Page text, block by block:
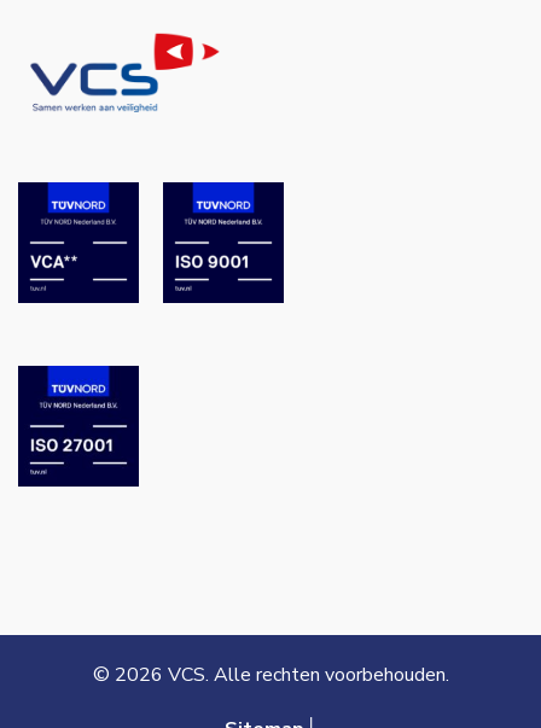
© 2026 VCS. Alle rechten voorbehouden.